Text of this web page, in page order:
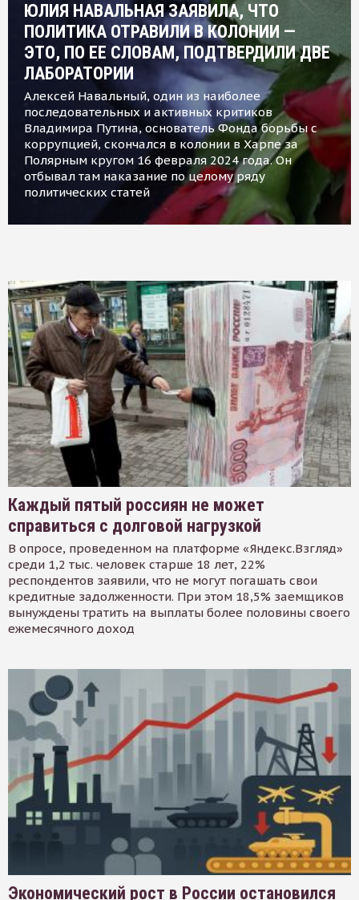
ЮЛИЯ НАВАЛЬНАЯ ЗАЯВИЛА, ЧТО
ПОЛИТИКА ОТРАВИЛИ В КОЛОНИИ —
ЭТО, ПО ЕЕ СЛОВАМ, ПОДТВЕРДИЛИ ДВЕ
ЛАБОРАТОРИИ
Алексей Навальный, один из наиболее
последовательных и активных критиков
Владимира Путина, основатель Фонда борьбы с
коррупцией, скончался в колонии в Харпе за
Полярным кругом 16 февраля 2024 года. Он
отбывал там наказание по целому ряду
политических статей
Каждый пятый россиян не может
справиться с долговой нагрузкой
В опросе, проведенном на платформе «Яндекс.Взгляд»
среди 1,2 тыс. человек старше 18 лет, 22%
респондентов заявили, что не могут погашать свои
кредитные задолженности. При этом 18,5% заемщиков
вынуждены тратить на выплаты более половины своего
ежемесячного доход
Экономический рост в России остановился